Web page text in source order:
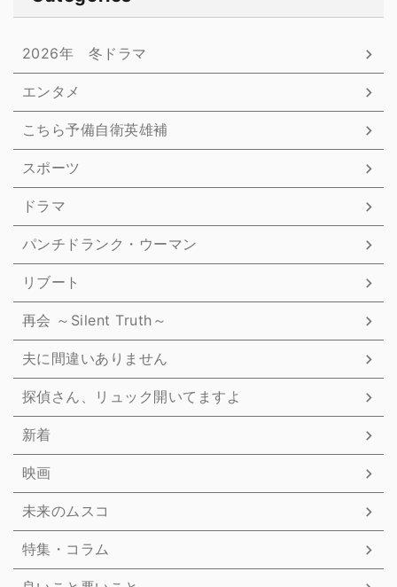
2026年 冬ドラマ
エンタメ
こちら予備自衛英雄補
スポーツ
ドラマ
パンチドランク・ウーマン
リブート
再会 ～Silent Truth～
夫に間違いありません
探偵さん、リュック開いてますよ
新着
映画
未来のムスコ
特集・コラム